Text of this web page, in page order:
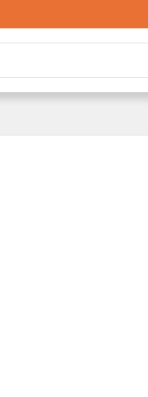
Energía Dental